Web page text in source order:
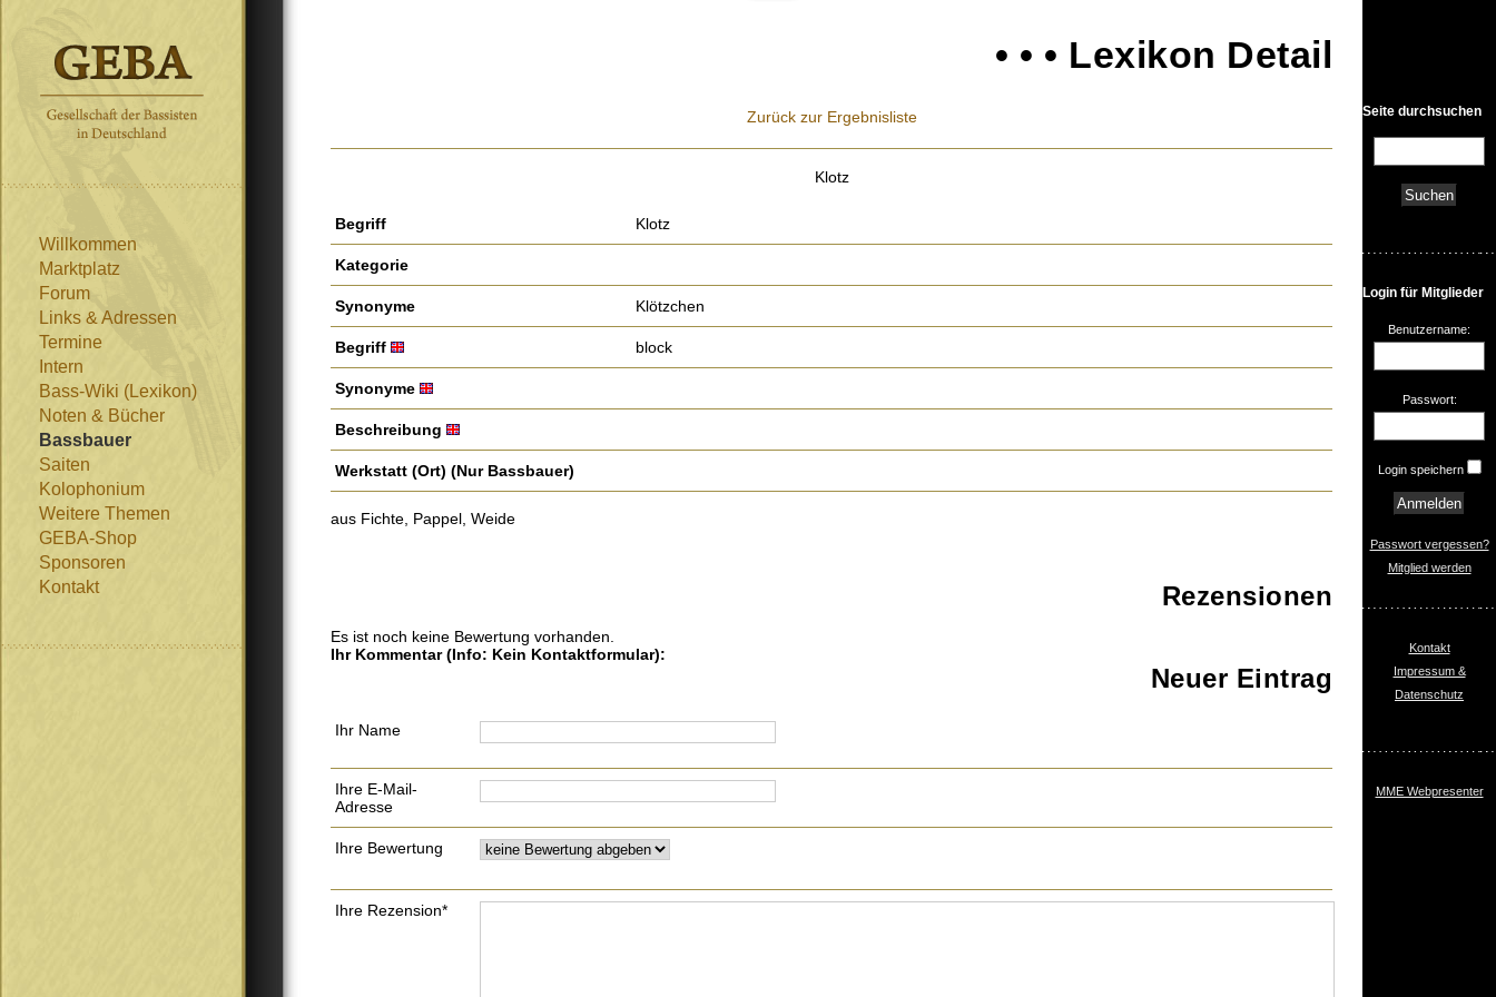
Willkommen
Marktplatz
Forum
Links & Adressen
Termine
Intern
Bass-Wiki (Lexikon)
Noten & Bücher
Bassbauer
Saiten
Kolophonium
Weitere Themen
GEBA-Shop
Sponsoren
Kontakt
Seite durchsuchen
Login für Mitglieder
Benutzername:
Passwort:
Login speichern
Passwort vergessen?
Mitglied werden
Kontakt
Impressum &
Datenschutz
MME Webpresenter
• • • Lexikon Detail
Zurück zur Ergebnisliste
Klotz
Begriff Klotz
Kategorie
Synonyme Klötzchen
Begriff block
Synonyme
Beschreibung
Werkstatt (Ort) (Nur Bassbauer)
aus Fichte, Pappel, Weide
Rezensionen
Es ist noch keine Bewertung vorhanden.
Ihr Kommentar(Info: Kein Kontaktformular):
Neuer Eintrag
Ihr Name
Ihre E-Mail-
Adresse
Ihre Bewertung
Ihre Rezension*